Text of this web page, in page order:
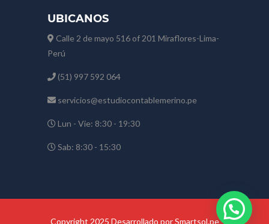
UBICANOS
Calle 2 de mayo 516 of 201 Miraflores-Lima-
Perú
(51) 997 592 064
servicios@estudiocontablemerino.pe
Lun - Vie: 8:30 - 19:30
Sab: 8:30 - 15:30
Copyright 2025 Desarrollado por Smartsol.pe